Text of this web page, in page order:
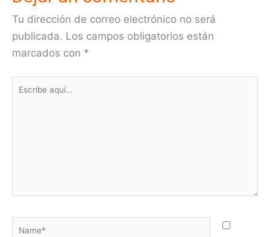
Tu dirección de correo electrónico no será
publicada. Los campos obligatorios están
marcados con *
Escribe
Name*